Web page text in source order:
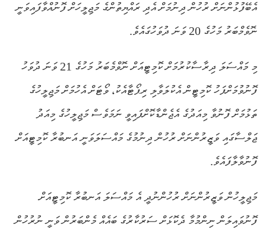
އެބޭފުޅުންނަށް ރުހުން ދިނުމަށް އެދި ރައްޔިތުންގެ މަޖިލީހަށް ފޮނުއްވާފައިވަނީ
ނޮވެމްބަރު މަހުގެ 20 ވަނަ ދުވަހުގައެވެ.
މި މައްސަލަ ދިރާސާކުރުމަށް ކޮމިޓީއަށް ނޮވްމެބަރު މަހުގެ 21 ވަނަ ދުވަހު
ފޮނުވުމަށްފަހު ކޮމިޓީން އެކުލަވާލި ރިޕޯޓާއެކު، ވޯޓަށް އެހުމަށް މަޖިލީހުގެ
ތަޅުމަށް ފޮނުވާ މިއަދުގެ އެޖެންޑާކޮށްފައިވީ ނަމަވެސް މަޖިލީހުގެ މިއަދު
ޖަލްސާގައި ވަޒީރުންނަށް ރުހުން ދިނުމުގެ މައްސަލަވަނީ އަނބުރާ ކޮމިޓީއަށް
ފޮނުވާލާފައެވެ.
މަޖިލީހުން ވަޒީރުންނަށް ރުހުންނުދީ އެ މައްސަލަ އަނބުރާ ކޮމިޓީއަށް
ފޮނުވައިލަން ނިންމުމާ ދެކޮޅަށް ސަރުކާރުގެ ބައެއް މެންބަރުން ވަނީ ނުރުހުން